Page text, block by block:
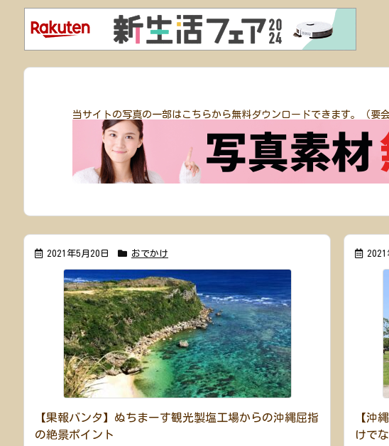
当サイトの写真の一部はこちらから無料ダウンロードできます。（要会
2021年5月20日 おでかけ
【果報バンタ】ぬちまーす観光製塩工場からの沖縄屈指
の絶景ポイント
2021
【沖
けで